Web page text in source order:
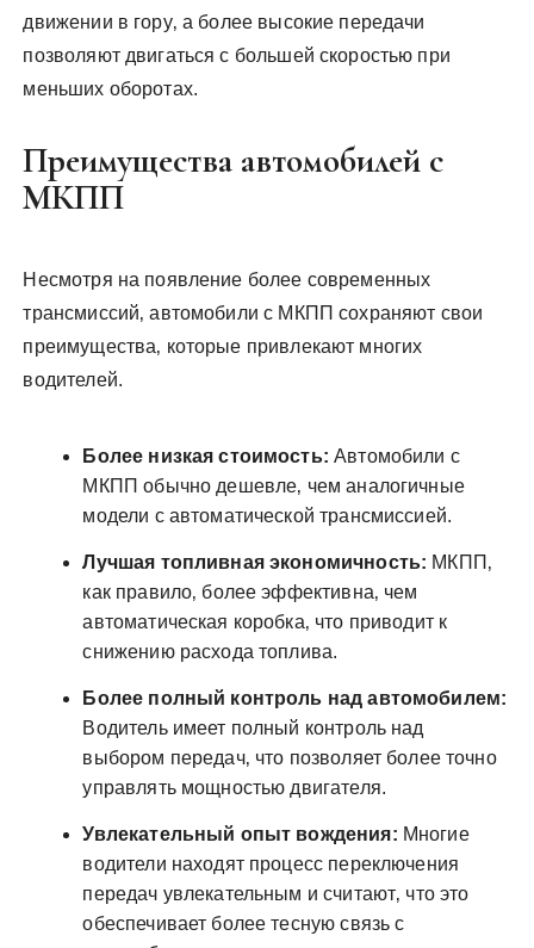
движении в гору‚ а более высокие передачи
позволяют двигаться с большей скоростью при
меньших оборотах.
Преимущества автомобилей с
МКПП
Несмотря на появление более современных
трансмиссий‚ автомобили с МКПП сохраняют свои
преимущества‚ которые привлекают многих
водителей.
Более низкая стоимость: Автомобили с
МКПП обычно дешевле‚ чем аналогичные
модели с автоматической трансмиссией.
Лучшая топливная экономичность: МКПП‚
как правило‚ более эффективна‚ чем
автоматическая коробка‚ что приводит к
снижению расхода топлива.
Более полный контроль над автомобилем:
Водитель имеет полный контроль над
выбором передач‚ что позволяет более точно
управлять мощностью двигателя.
Увлекательный опыт вождения: Многие
водители находят процесс переключения
передач увлекательным и считают‚ что это
обеспечивает более тесную связь с